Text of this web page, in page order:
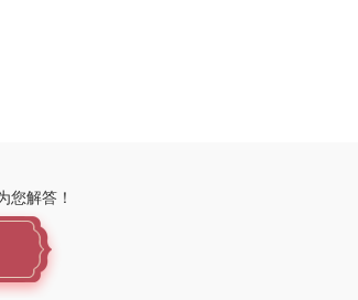
您解答！